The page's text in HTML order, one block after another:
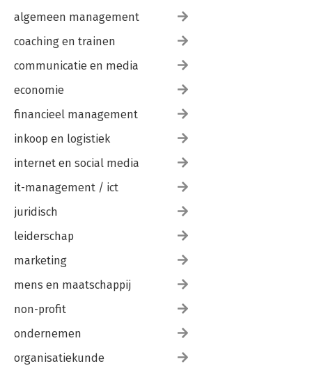
algemeen management
coaching en trainen
communicatie en media
economie
financieel management
inkoop en logistiek
internet en social media
it-management / ict
juridisch
leiderschap
marketing
mens en maatschappij
non-profit
ondernemen
organisatiekunde